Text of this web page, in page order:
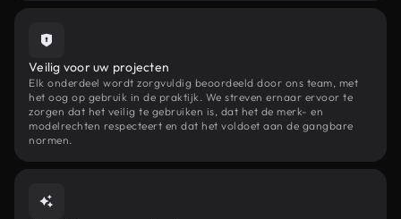
Veilig voor uw projecten
Elk onderdeel wordt zorgvuldig beoordeeld door ons team, met
het oog op gebruik in de praktijk. We streven ernaar ervoor te
zorgen dat het veilig te gebruiken is, dat het de merk- en
modelrechten respecteert en dat het voldoet aan de gangbare
normen.